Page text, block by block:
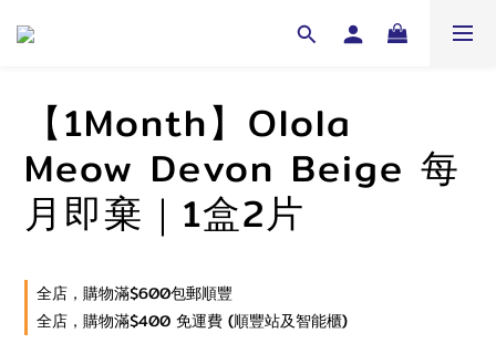
【1Month】Olola
Meow Devon Beige 每
月即棄｜1盒2片
全店，購物滿$600包郵順豐
全店，購物滿$400 免運費 (順豐站及智能櫃)